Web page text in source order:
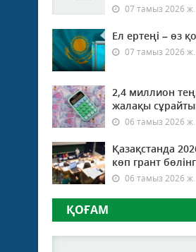
07 тамыз 2026 ж.
Ел ертеңі – өз
07 тамыз 2026 ж.
2,4 миллион
жалақы
06 тамыз 2026 ж.
Қазақстанда
көп грант
06 тамыз 2026 ж.
ҚОҒАМ